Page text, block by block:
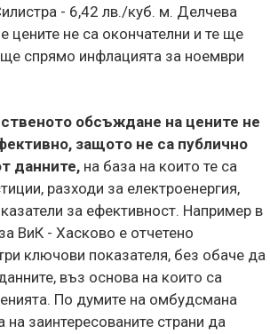
- 6,42 лв./куб. м. Делчева
цените не са окончателни и те ще
спрямо инфлацията за ноември
обсъждане на цените не
защото не са публично
данните, на база на които те са
разходи за електроенергия,
за ефективност. Например в
ВиК - Хасково е отчетено
ключови показателя, без обаче да
въз основа на които са
По думите на омбудсмана
на заинтересованите страни да